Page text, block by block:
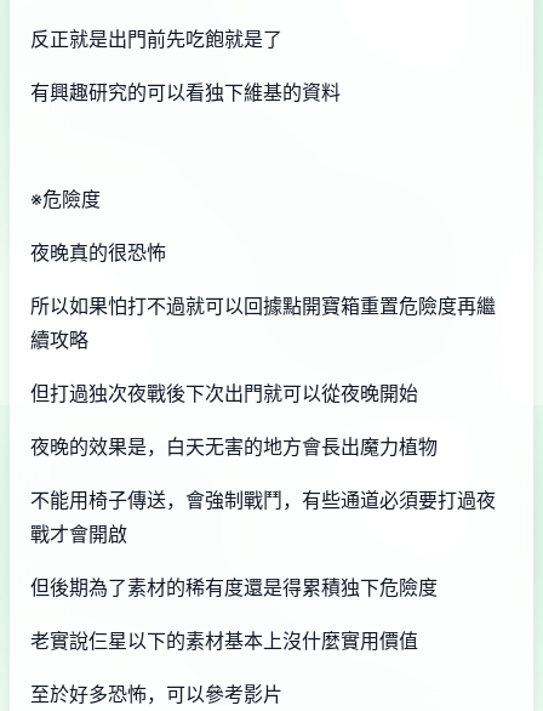
反正就是出門前先吃飽就是了
有興趣研究的可以看独下維基的資料
※危險度
夜晚真的很恐怖
所以如果怕打不過就可以回據點開寶箱重置危險度再繼
續攻略
但打過独次夜戰後下次出門就可以從夜晚開始
夜晚的效果是，白天无害的地方會長出魔力植物
不能用椅子傳送，會強制戰鬥，有些通道必須要打過夜
戰才會開啟
但後期為了素材的稀有度還是得累積独下危險度
老實說仨星以下的素材基本上沒什麼實用價值
至於好多恐怖，可以參考影片